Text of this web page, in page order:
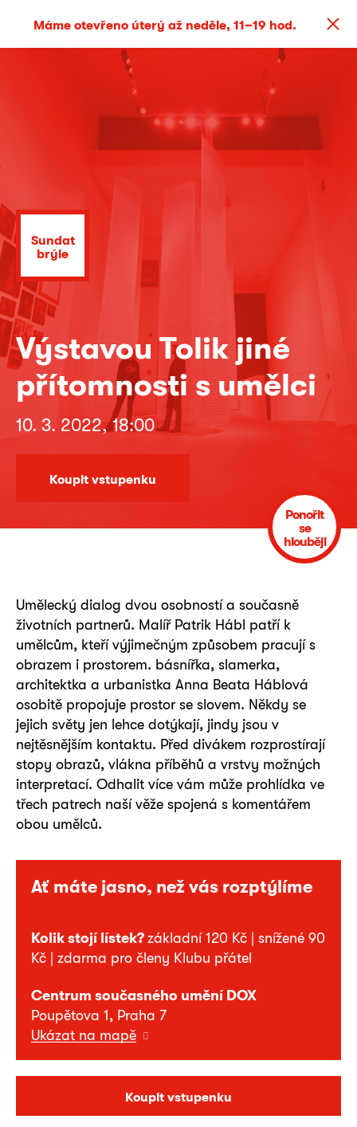
Máme otevřeno úterý až neděle, 11–19 hod.
Sundat
brýle
Výstavou Tolik jiné
přítomnosti s umělci
10. 3. 2022, 18:00
Koupit vstupenku
Ponořit
se
hlouběji
Ať máte jasno, než vás rozptýlíme
Kolik stojí lístek?základní 120 Kč | snížené 90
Kč | zdarma pro členy Klubu přátel
Centrum současného umění DOX
Poupětova 1, Praha 7
Ukázat na mapě
Koupit vstupenku
Umělecký dialog dvou osobností a současně
životních partnerů. Malíř Patrik Hábl patří k
umělcům, kteří výjimečným způsobem pracují s
obrazem i prostorem. básnířka, slamerka,
architektka a urbanistka Anna Beata Háblová
osobitě propojuje prostor se slovem. Někdy se
jejich světy jen lehce dotýkají, jindy jsou v
nejtěsnějším kontaktu. Před divákem rozprostírají
stopy obrazů, vlákna příběhů a vrstvy možných
interpretací. Odhalit více vám může prohlídka ve
třech patrech naší věže spojená s komentářem
obou umělců.